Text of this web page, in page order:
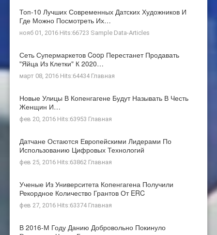
Топ-10 Лучших Современных Датских Художников И
Где Можно Посмотреть Их…
нояб 01, 2016 Hits:66723 Sample Data-Articles
Сеть Супермаркетов Coop Перестанет Продавать
"яйца Из Клетки" К 2020…
март 08, 2016 Hits:64434 Главная
Новые Улицы В Копенгагене Будут Называть В Честь
Женщин И…
фев 20, 2016 Hits:63953 Главная
Датчане Остаются Европейскими Лидерами По
Использованию Цифровых Технологий
фев 25, 2016 Hits:63862 Главная
Ученые Из Университета Копенгагена Получили
Рекордное Количество Грантов От ERC
фев 27, 2016 Hits:63374 Главная
В 2016-М Году Данию Добровольно Покинуло